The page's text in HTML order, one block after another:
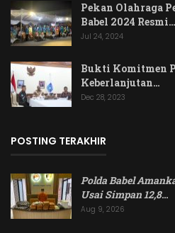
Pekan Olahraga
Babel 2024 Resmi…
Jul 24, 2024
Bukti Komitmen
Keberlanjutan…
Dec 28, 2023
POSTING TERAKHIR
Polda Babel
Usai Simpan 12,8…
Aug 9, 2026